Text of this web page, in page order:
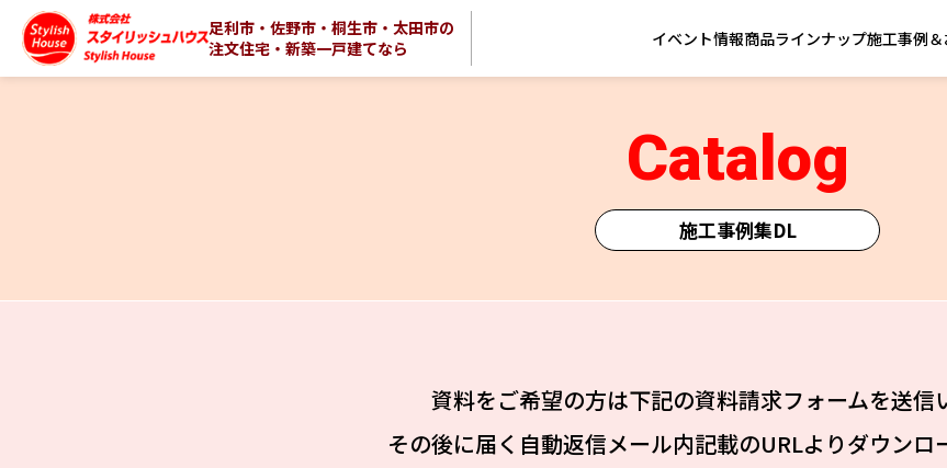
足利市・佐野市・桐生市・太田市の
注文住宅・新築一戸建てなら
イベント情報商品ラインナップ施工事例
施工事例集DL
Catalog
資料をご希望の方は下記の資料請求フォームを送信
その後に届く自動返信メール内記載のURLよりダウンロ